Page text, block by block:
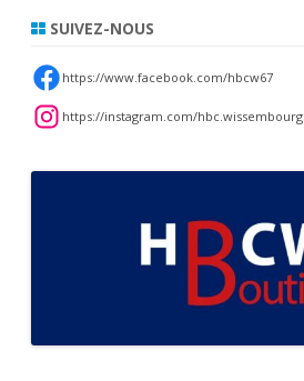
SUIVEZ-NOUS
https://www.facebook.com/hbcw67
https://instagram.com/hbc.wissembourg